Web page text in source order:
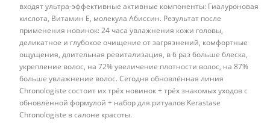
входят ультра-эффективные активные компоненты: Гиалуроновая
кислота, Витамин Е, молекула Абиссин. Результат после
применения новинок: 24 часа увлажнения кожи головы,
деликатное и глубокое очищение от загрязнений, комфортные
ощущения, длительная ревитализация, в 6 раз больше блеска,
укрепление волос, на 72% увеличение плотности волос, на 87%
больше увлажнение волос. Сегодня обновлённая линия
Chronologiste состоит их трёх новинок + трёх знакомых уходов с
обновлённой формулой + набор для ритуалов Kerastase
Chronologiste в салоне красоты.